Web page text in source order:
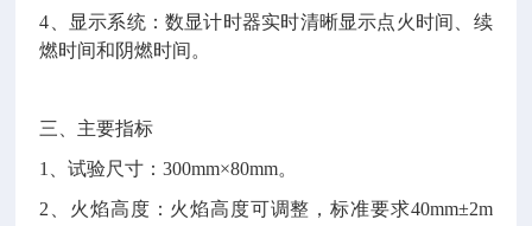
4、显示系统：数显计时器实时清晰显示点火时间、续
燃时间和阴燃时间。
三、主要指标
1、试验尺寸：300mm×80mm。
2、火焰高度：火焰高度可调整，标准要求40mm±2m